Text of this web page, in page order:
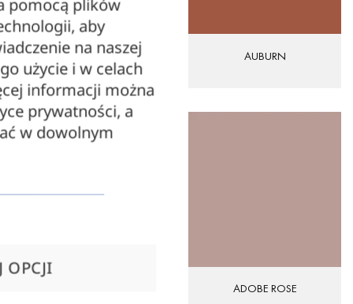
ALMOND BUFF AUBURN
ADOBE ROSE
pomocą plików
aby
na naszej
użycie i w celach
informacji można
prywatności, a
w dowolnym
OPCJI